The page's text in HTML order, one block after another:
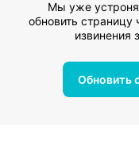
Мы уже
обновить
извинения
Обновить